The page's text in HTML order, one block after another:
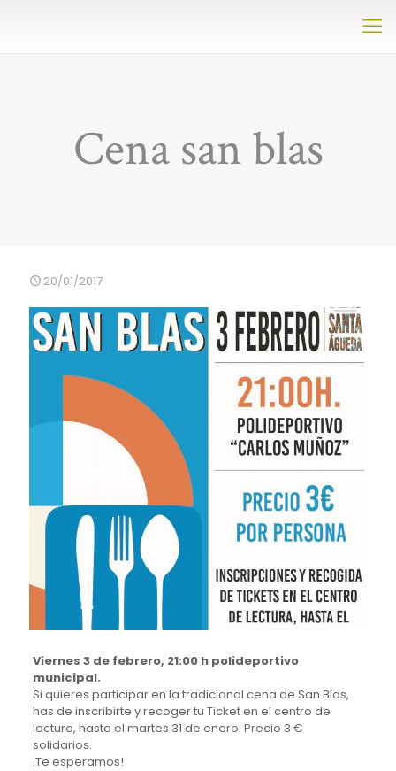
Cena san blas
20/01/2017
Viernes 3 de febrero, 21:00 h polideportivo
municipal.
Si quieres participar en la tradicional cena de San Blas,
has de inscribirte y recoger tu Ticket en el centro de
lectura, hasta el martes 31 de enero. Precio 3 €
solidarios.
¡Te esperamos!